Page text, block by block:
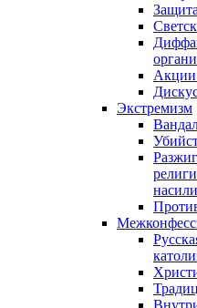
Акции
Экстремизм